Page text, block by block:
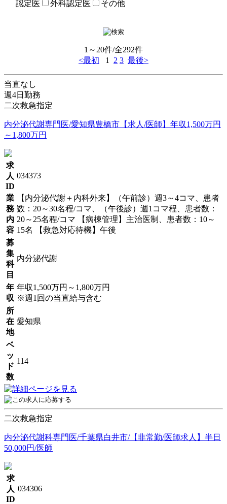
認定医
外科認定医 その他
1～20件/全292件
<最初
1 2 3 最後>
当直なし
週4日勤務
二次救急指定
内分泌代謝専門医/愛知県豊橋市【求人/医師】年収1,500万円
～1,800万円
求
人
ID
034373
業
務
内
容
【内分泌代謝＋内科外来】（午前診）週3～4コマ、患者
数：20～30名程/コマ、（午後診）週1コマ程、患者数：
20～25名程/コマ 【病棟管理】主治医制、患者数：10～
15名 【救急対応待機】午後
募
集
科
目
内分泌代謝
年
収
年収1,500万円～1,800万円
※週1回の当直給与含む
所
在
地
愛知県
ベ
ッ
ド
数
114
二次救急指定
内分泌代謝科専門医/千葉県白井市/【非常勤/医師求人】半日
50,000円/医師
求
人
ID
034306